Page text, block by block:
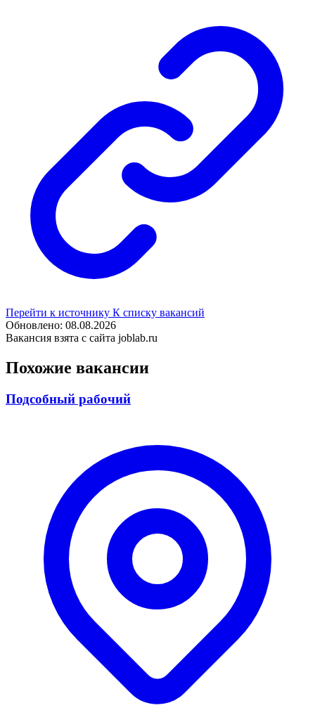
Перейти к источнику К списку вакансий
Обновлено: 08.08.2026
Вакансия взята с сайта joblab.ru
Похожие вакансии
Подсобный рабочий